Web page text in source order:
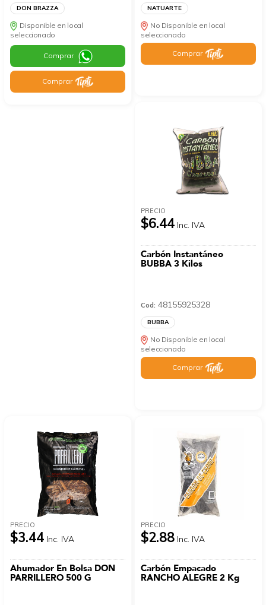
DON BRAZZA
Disponible en local
seleccionado
Comprar
Comprar
NATUARTE
No Disponible en local
seleccionado
Comprar
PRECIO
$6.44 Inc. IVA
Carbón Instantáneo
BUBBA 3 Kilos
Cod: 48155925328
BUBBA
No Disponible en local
seleccionado
Comprar
PRECIO
$3.44 Inc. IVA
Ahumador En Bolsa DON
PARRILLERO 500 G
PRECIO
$2.88 Inc. IVA
Carbón Empacado
RANCHO ALEGRE 2 Kg